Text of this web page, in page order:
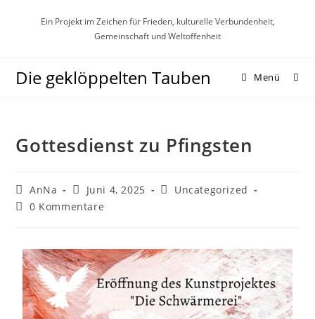
Ein Projekt im Zeichen für Frieden, kulturelle Verbundenheit,
Gemeinschaft und Weltoffenheit
Die geklöppelten Tauben Menü
Gottesdienst zu Pfingsten
AnNa Juni 4, 2025
Uncategorized
0 Kommentare